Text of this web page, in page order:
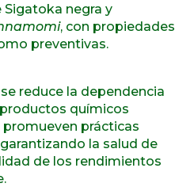
Sigatoka negra y
, con propiedades
preventivas.
reduce la dependencia
químicos
prácticas
la salud de
de los rendimientos